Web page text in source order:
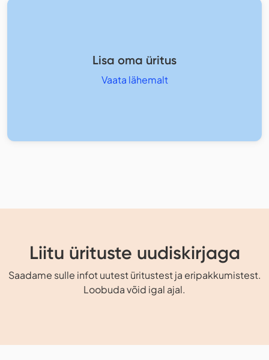
Lisa oma üritus
Vaata lähemalt
Liitu ürituste uudiskirjaga
Saadame sulle infot uutest üritustest ja eripakkumistest.
Loobuda võid igal ajal.